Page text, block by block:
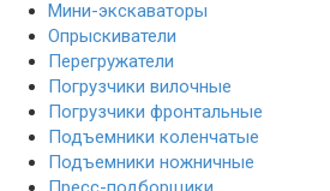
Мини-экскаваторы
Опрыскиватели
Перегружатели
Погрузчики вилочные
Погрузчики фронтальные
Подъемники коленчатые
Подъемники ножничные